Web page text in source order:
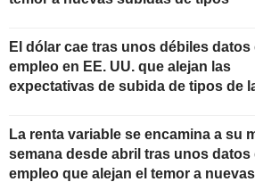
El dólar cae tras unos débiles datos
empleo en EE. UU. que alejan las
expectativas de subida de tipos de
La renta variable se encamina a su
semana desde abril tras unos datos
empleo que alejan el temor a nuevas